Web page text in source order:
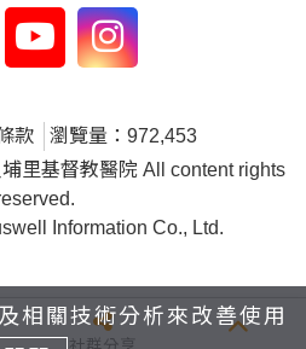
款
瀏覽量：972,453
里基督教醫院 All content rights
Information Co., Ltd.
相關技術分析來改善使用